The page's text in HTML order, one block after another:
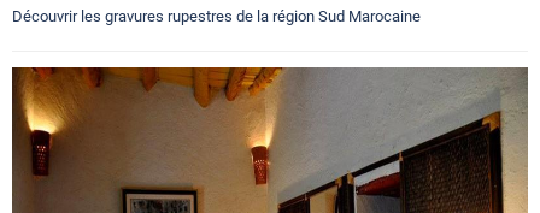
Découvrir les gravures rupestres de la région Sud Marocaine